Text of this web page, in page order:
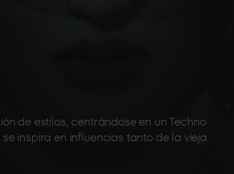
de estilos, centrándose en un Techno
inspira en influencias tanto de la vieja